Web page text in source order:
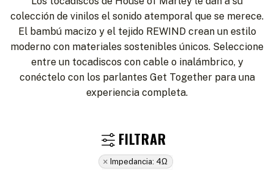
colección de vinilos el sonido atemporal que se merece.
El bambú macizo y el tejido REWIND crean un estilo
moderno con materiales sostenibles únicos. Seleccione
entre un tocadiscos con cable o inalámbrico, y
conéctelo con los parlantes Get Together para una
experiencia completa.
Impedancia: 4Ω